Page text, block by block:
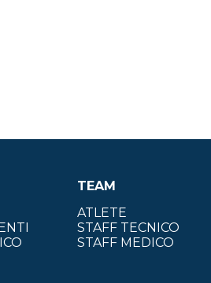
TEAM
ATLETE
STAFF TECNICO
STAFF MEDICO